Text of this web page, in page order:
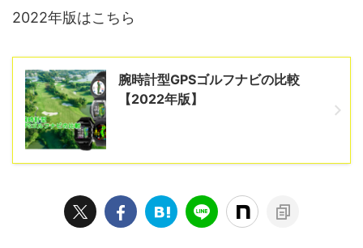
2022年版はこちら
腕時計型GPSゴルフナビの比較
【2022年版】